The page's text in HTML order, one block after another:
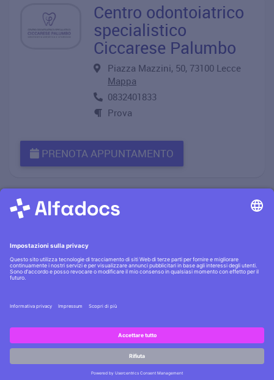
Centro odontoiatrico
specialistico
Ciccarese Palumbo
Piazza Mazzini, 50, 73100 Lecce
Mappa
0832401833
Prova
PRENOTA APPUNTAMENTO
Informativa privacy·|· Condizioni generali·|·
Scopri lasicurezza AlfaDocs
Copyright © AlfaDocs GmbH - P.IVA DE301955405 - German
technology, Italian design